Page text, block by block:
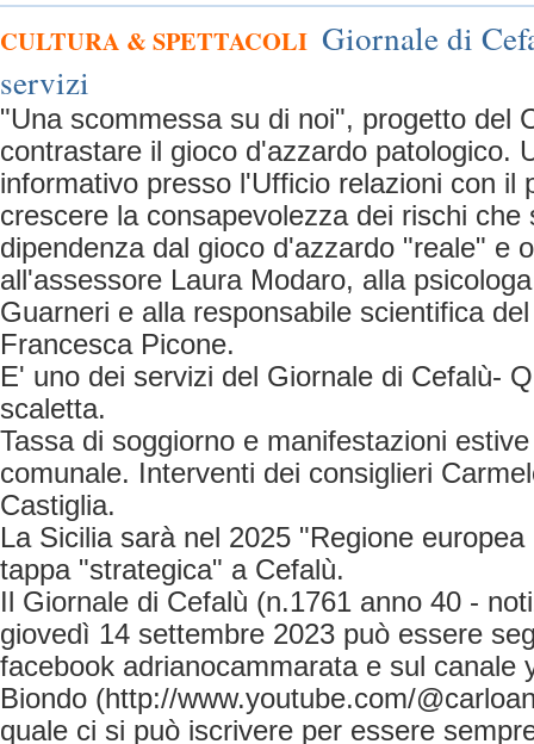
CULTURA & SPETTACOLI Giornale di
servizi
"Una scommessa su di noi", progetto del
contrastare il gioco d'azzardo patologico.
informativo presso l'Ufficio relazioni con il
crescere la consapevolezza dei rischi che
dipendenza dal gioco d'azzardo "reale" e
all'assessore Laura Modaro, alla
Guarneri e alla responsabile scientifica
Francesca Picone.
E' uno dei servizi del Giornale di Cefalù-
scaletta.
Tassa di soggiorno e manifestazioni
comunale. Interventi dei consiglieri
Castiglia.
La Sicilia sarà nel 2025 "Regione
tappa "strategica" a Cefalù.
Il Giornale di Cefalù (n.1761 anno 40 -
giovedì 14 settembre 2023 può essere
facebook adrianocammarata e sul canale
Biondo (http://www.youtube.com/
quale ci si può iscrivere per essere